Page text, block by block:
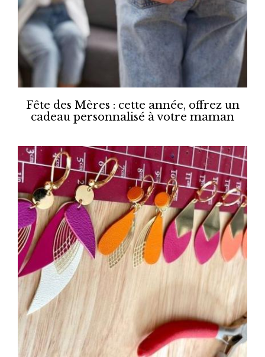
Fête des Mères : cette année, offrez un
cadeau personnalisé à votre maman